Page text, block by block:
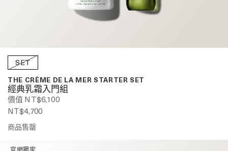
SET
THE CRÈME DE LA MER STARTER SET
經典乳霜入門組
價值 NT$6,100
NT$4,700
商品售罄